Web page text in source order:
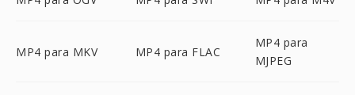
MP4 para MKV MP4 para FLAC
MP4 para
MJPEG